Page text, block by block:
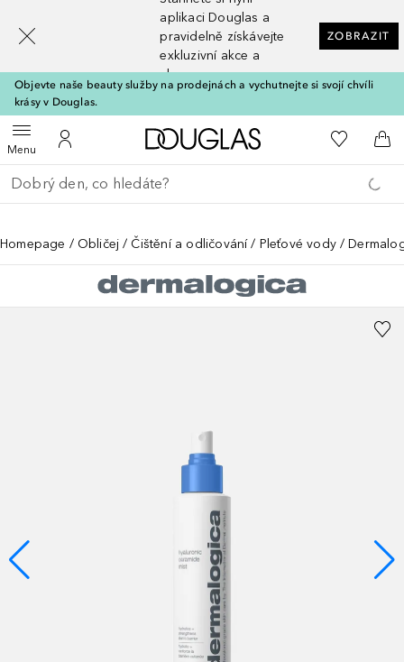
aplikaci Douglas a
pravidelně získávejte
exkluzivní akce a
slevy
ZOBRAZIT
Objevte naše beauty služby na prodejnách a vychutnejte si svojí chvíli
krásy v Douglas.
MenuOtevřít menuK mému účtu
Domů K mému
Do
Vraťte se
Proveďte vyhledávání
Homepage Obličej Čištění a odličování Pleťové vody
[navigation.slideout.screenreader]